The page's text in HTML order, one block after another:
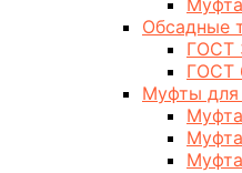
Обсадные
ГОСТ
ГОСТ
Муфты для